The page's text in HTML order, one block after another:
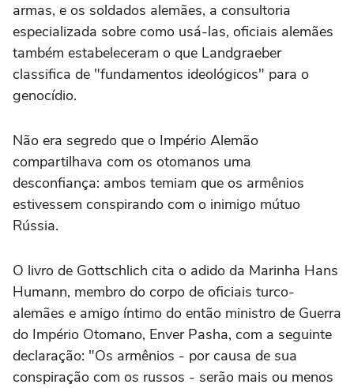
armas, e os soldados alemães, a consultoria
especializada sobre como usá-las, oficiais alemães
também estabeleceram o que Landgraeber
classifica de "fundamentos ideológicos" para o
genocídio.
Não era segredo que o Império Alemão
compartilhava com os otomanos uma
desconfiança: ambos temiam que os armênios
estivessem conspirando com o inimigo mútuo
Rússia.
O livro de Gottschlich cita o adido da Marinha Hans
Humann, membro do corpo de oficiais turco-
alemães e amigo íntimo do então ministro de Guerra
do Império Otomano, Enver Pasha, com a seguinte
declaração: "Os armênios - por causa de sua
conspiração com os russos - serão mais ou menos